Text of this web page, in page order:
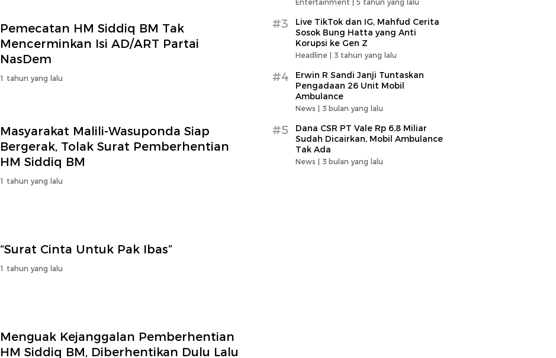
Pemecatan HM Siddiq BM Tak
Mencerminkan Isi AD/ART Partai
NasDem
1 tahun yang lalu
Masyarakat Malili-Wasuponda Siap
Bergerak, Tolak Surat Pemberhentian
HM Siddiq BM
1 tahun yang lalu
“Surat Cinta Untuk Pak Ibas”
1 tahun yang lalu
Menguak Kejanggalan Pemberhentian
HM Siddiq BM, Diberhentikan Dulu Lalu
Entertainment | 5 tahun yang lalu
#3
Live TikTok dan IG, Mahfud Cerita
Sosok Bung Hatta yang Anti
Korupsi ke Gen Z
Headline | 3 tahun yang lalu
#4
Erwin R Sandi Janji Tuntaskan
Pengadaan 26 Unit Mobil
Ambulance
News | 3 bulan yang lalu
#5
Dana CSR PT Vale Rp 6,8 Miliar
Sudah Dicairkan, Mobil Ambulance
Tak Ada
News | 3 bulan yang lalu